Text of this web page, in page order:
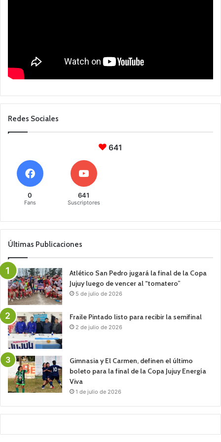
Redes Sociales
641
0
Fans
641
Suscriptores
Últimas Publicaciones
Atlético San Pedro jugará la final de la Copa
Jujuy luego de vencer al “tomatero”
5 de julio de 2026
Fraile Pintado listo para recibir la semifinal
2 de julio de 2026
Gimnasia y El Carmen, definen el último
boleto para la final de la Copa Jujuy Energía
Viva
1 de julio de 2026